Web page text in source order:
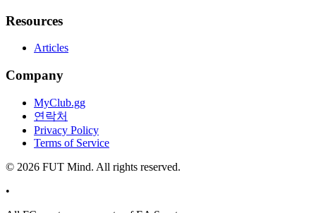
Resources
Articles
Company
MyClub.gg
연락처
Privacy Policy
Terms of Service
© 2026 FUT Mind. All rights reserved.
•